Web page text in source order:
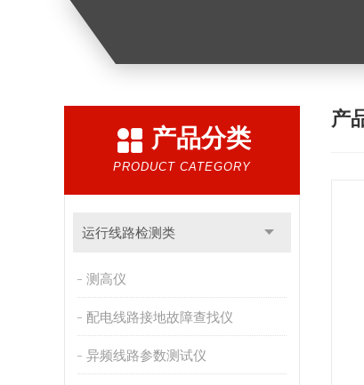
产品分类
PRODUCT CATEGORY
运行线路检测类
测高仪
配电线路接地故障查找仪
异频线路参数测试仪
产